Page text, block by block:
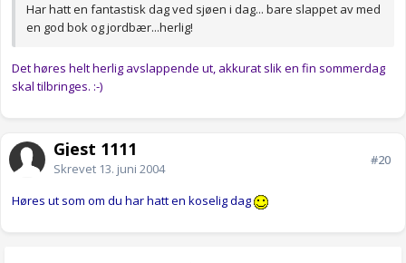
Har hatt en fantastisk dag ved sjøen i dag... bare slappet av med
en god bok og jordbær...herlig!
Det høres helt herlig avslappende ut, akkurat slik en fin sommerdag
skal tilbringes. :-)
Gjest 1111
Skrevet 13. juni 2004
#20
Høres ut som om du har hatt en koselig dag